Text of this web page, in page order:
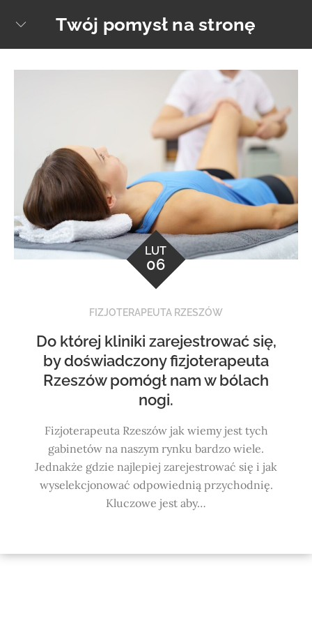
Twój pomysł na stronę
LUT
06
FIZJOTERAPEUTA RZESZÓW
Do której kliniki zarejestrować się,
by doświadczony fizjoterapeuta
Rzeszów pomógł nam w bólach
nogi.
Fizjoterapeuta Rzeszów jak wiemy jest tych
gabinetów na naszym rynku bardzo wiele.
Jednakże gdzie najlepiej zarejestrować się i jak
wyselekcjonować odpowiednią przychodnię.
Kluczowe jest aby…